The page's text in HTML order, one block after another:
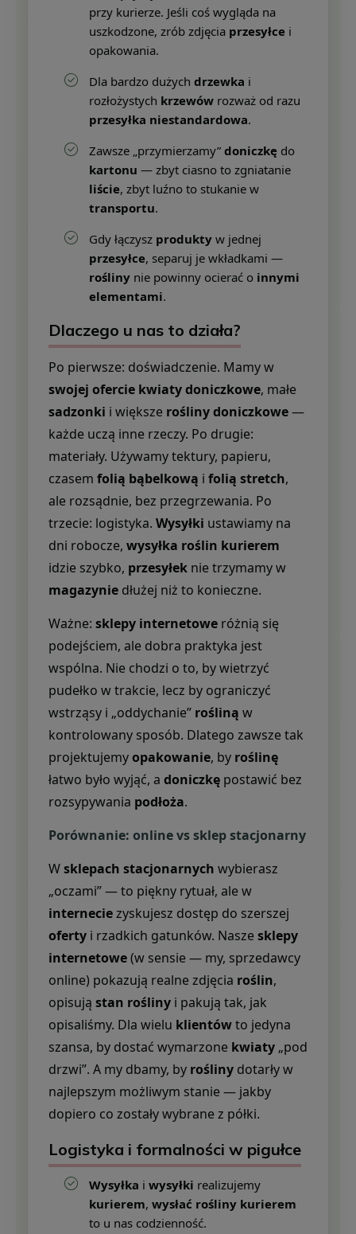
przy kurierze. Jeśli coś wygląda na
uszkodzone, zrób zdjęcia przesyłce i
opakowania.
Dla bardzo dużych drzewka i
rozłożystych krzewów rozważ od razu
przesyłka niestandardowa.
Zawsze „przymierzamy” doniczkę do
kartonu — zbyt ciasno to zgniatanie
liście, zbyt luźno to stukanie w
transportu.
Gdy łączysz produkty w jednej
przesyłce, separuj je wkładkami —
rośliny nie powinny ocierać o innymi
elementami.
Dlaczego u nas to działa?
Po pierwsze: doświadczenie. Mamy w
swojej ofercie kwiaty doniczkowe, małe
sadzonki i większe rośliny doniczkowe—
każde uczą inne rzeczy. Po drugie:
materiały. Używamy tektury, papieru,
czasem folią bąbelkową i folią stretch,
ale rozsądnie, bez przegrzewania. Po
trzecie: logistyka. Wysyłki ustawiamy na
dni robocze, wysyłka roślin kurierem
idzie szybko, przesyłek nie trzymamy w
magazynie dłużej niż to konieczne.
Ważne: sklepy internetowe różnią się
podejściem, ale dobra praktyka jest
wspólna. Nie chodzi o to, by wietrzyć
pudełko w trakcie, lecz by ograniczyć
wstrząsy i „oddychanie” rośliną w
kontrolowany sposób. Dlatego zawsze tak
projektujemyopakowanie, by roślinę
łatwo było wyjąć, a doniczkę postawić bez
rozsypywania podłoża.
Porównanie: online vs sklep stacjonarny
Wsklepach stacjonarnych wybierasz
„oczami” — to piękny rytuał, ale w
interneciezyskujesz dostęp do szerszej
oferty i rzadkich gatunków. Naszesklepy
internetowe(w sensie — my, sprzedawcy
online) pokazują realne zdjęcia roślin,
opisują stan rośliny i pakują tak, jak
opisaliśmy. Dla wielu klientówto jedyna
szansa, by dostać wymarzone kwiaty „pod
drzwi”. A my dbamy, by rośliny dotarły w
najlepszym możliwym stanie — jakby
dopiero co zostały wybrane z półki.
Logistyka i formalności w pigułce
Wysyłka i wysyłki realizujemy
kurierem, wysłać rośliny kurierem
to u nas codzienność.